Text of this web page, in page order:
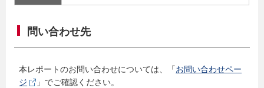
問い合わせ先
本レポートのお問い合わせについては、「お問い合わせペー
ジ
」でご確認ください。